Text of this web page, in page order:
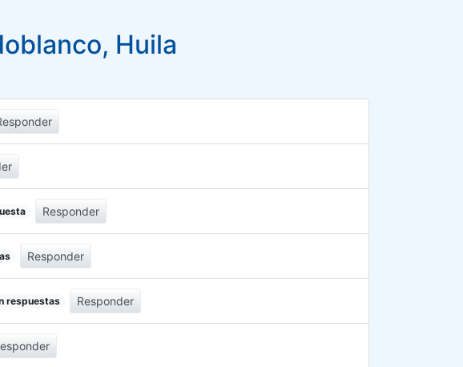
Huila
Responder
Responder
respuestas Responder